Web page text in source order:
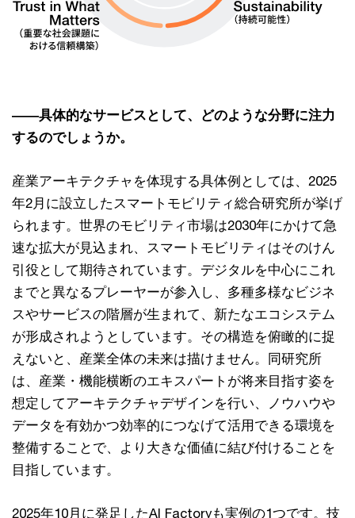
――具体的なサービスとして、どのような分野に注力
するのでしょうか。
産業アーキテクチャを体現する具体例としては、2025
年2月に設立したスマートモビリティ総合研究所が挙げ
られます。世界のモビリティ市場は2030年にかけて急
速な拡大が見込まれ、スマートモビリティはそのけん
引役として期待されています。デジタルを中心にこれ
までと異なるプレーヤーが参入し、多種多様なビジネ
スやサービスの階層が生まれて、新たなエコシステム
が形成されようとしています。その構造を俯瞰的に捉
えないと、産業全体の未来は描けません。同研究所
は、産業・機能横断のエキスパートが将来目指す姿を
想定してアーキテクチャデザインを行い、ノウハウや
データを有効かつ効率的につなげて活用できる環境を
整備することで、より大きな価値に結び付けることを
目指しています。
2025年10月に発足したAI Factoryも実例の1つです。技